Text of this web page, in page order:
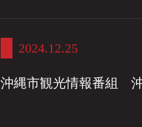
2024.12.25
沖縄市観光情報番組